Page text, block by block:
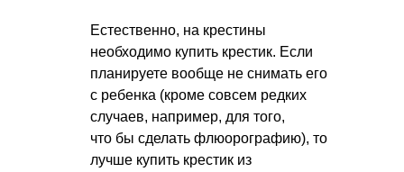
Естественно, на крестины
необходимо купить крестик. Если
планируете вообще не снимать его
с ребенка (кроме совсем редких
случаев, например, для того,
что бы сделать флюорографию), то
лучше купить крестик из